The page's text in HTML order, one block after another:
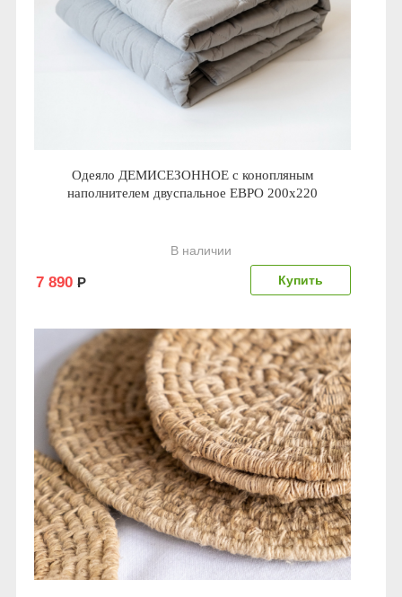
Одеяло ДЕМИСЕЗОННОЕ с конопляным
наполнителем двуспальное ЕВРО 200x220
В наличии
7 890 Р